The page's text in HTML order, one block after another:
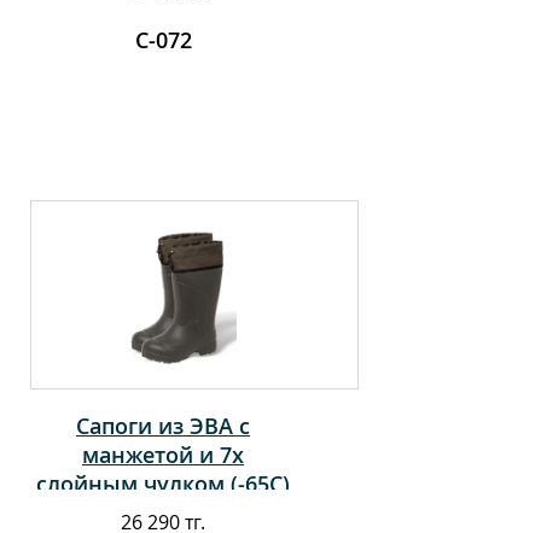
С-072
Сапоги из ЭВА с
манжетой и 7х
слойным чулком (-65С)
26 290 тг.